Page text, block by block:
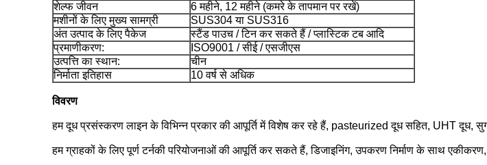
शेल्फ जीवन
6 महीने, 12 महीने (कमरे के तापमान पर रखें)
मशीनों के लिए मुख्य सामग्री
SUS304 या SUS316
अंत उत्पाद के लिए पैकेज
स्टैंड पाउच / टिन कर सकते हैं / प्लास्टिक टब आदि
प्रमाणीकरण:
ISO9001 / सीई / एसजीएस
उत्पत्ति का स्थान:
चीन
निर्माता इतिहास
10 वर्ष से अधिक
विवरण
हम दूध प्रसंस्करण लाइन के विभिन्न प्रकार की आपूर्ति में विशेष कर रहे हैं, pasteurized दूध सहित, UHT दूध,
हम ग्राहकों के लिए पूर्ण टर्नकी परियोजनाओं की आपूर्ति कर सकते हैं, डिजाइनिंग, उपकरण निर्माण के साथ